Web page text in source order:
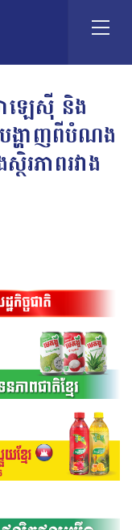
ាឡេស៊ី និង
ង្ហាញពីបំណង
ថិរភាពរវាង